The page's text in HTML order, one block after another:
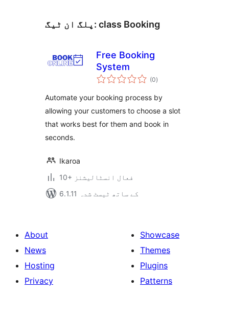
پلگ ان ٹیگ: class Booking
Free Booking
System
(0مجموعی
درجہ
)
Automate your booking process by
allowing your customers to choose a slot
that works best for them and book in
seconds.
Ikaroa
10+ فعال انسٹالیشنز
6.1.11 کے ساتھ ٹیسٹ شدہ
About
News
Hosting
Privacy
Showcase
Themes
Plugins
Patterns